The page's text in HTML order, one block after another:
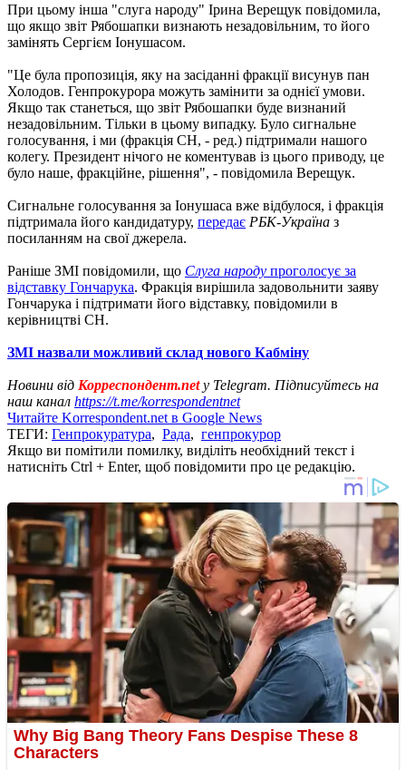
При цьому інша "слуга народу" Ірина Верещук повідомила,
що якщо звіт Рябошапки визнають незадовільним, то його
замінять Сергієм Іонушасом.
"Це була пропозиція, яку на засіданні фракції висунув пан
Холодов. Генпрокурора можуть замінити за однієї умови.
Якщо так станеться, що звіт Рябошапки буде визнаний
незадовільним. Тільки в цьому випадку. Було сигнальне
голосування, і ми (фракція СН, - ред.) підтримали нашого
колегу. Президент нічого не коментував із цього приводу, це
було наше, фракційне, рішення", - повідомила Верещук.
Сигнальне голосування за Іонушаса вже відбулося, і фракція
підтримала його кандидатуру, передає РБК-Україна з
посиланням на свої джерела.
Раніше ЗМІ повідомили, що Слуга народу проголосує за
відставку Гончарука. Фракція вирішила задовольнити заяву
Гончарука і підтримати його відставку, повідомили в
керівництві СН.
ЗМІ назвали можливий склад нового Кабміну
Новини від Корреспондент.net у Telegram. Підписуйтесь на
наш канал https://t.me/korrespondentnet
Читайте Korrespondent.net в Google News
ТЕГИ: Генпрокуратура, Рада, генпрокурор
Якщо ви помітили помилку, виділіть необхідний текст і
натисніть Ctrl + Enter, щоб повідомити про це редакцію.